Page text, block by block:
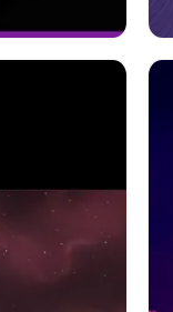
ファンタジー